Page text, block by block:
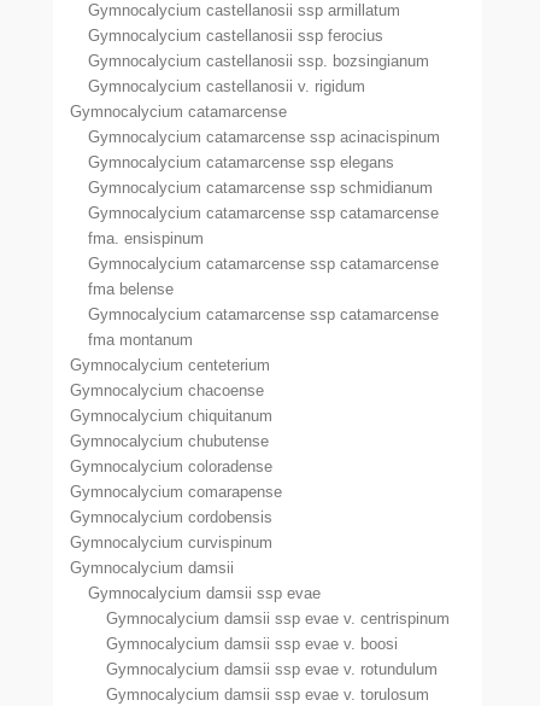
Gymnocalycium castellanosii ssp armillatum
Gymnocalycium castellanosii ssp ferocius
Gymnocalycium castellanosii ssp. bozsingianum
Gymnocalycium castellanosii v. rigidum
Gymnocalycium catamarcense
Gymnocalycium catamarcense ssp acinacispinum
Gymnocalycium catamarcense ssp elegans
Gymnocalycium catamarcense ssp schmidianum
Gymnocalycium catamarcense ssp catamarcense
fma. ensispinum
Gymnocalycium catamarcense ssp catamarcense
fma belense
Gymnocalycium catamarcense ssp catamarcense
fma montanum
Gymnocalycium centeterium
Gymnocalycium chacoense
Gymnocalycium chiquitanum
Gymnocalycium chubutense
Gymnocalycium coloradense
Gymnocalycium comarapense
Gymnocalycium cordobensis
Gymnocalycium curvispinum
Gymnocalycium damsii
Gymnocalycium damsii ssp evae
Gymnocalycium damsii ssp evae v. centrispinum
Gymnocalycium damsii ssp evae v. boosi
Gymnocalycium damsii ssp evae v. rotundulum
Gymnocalycium damsii ssp evae v. torulosum